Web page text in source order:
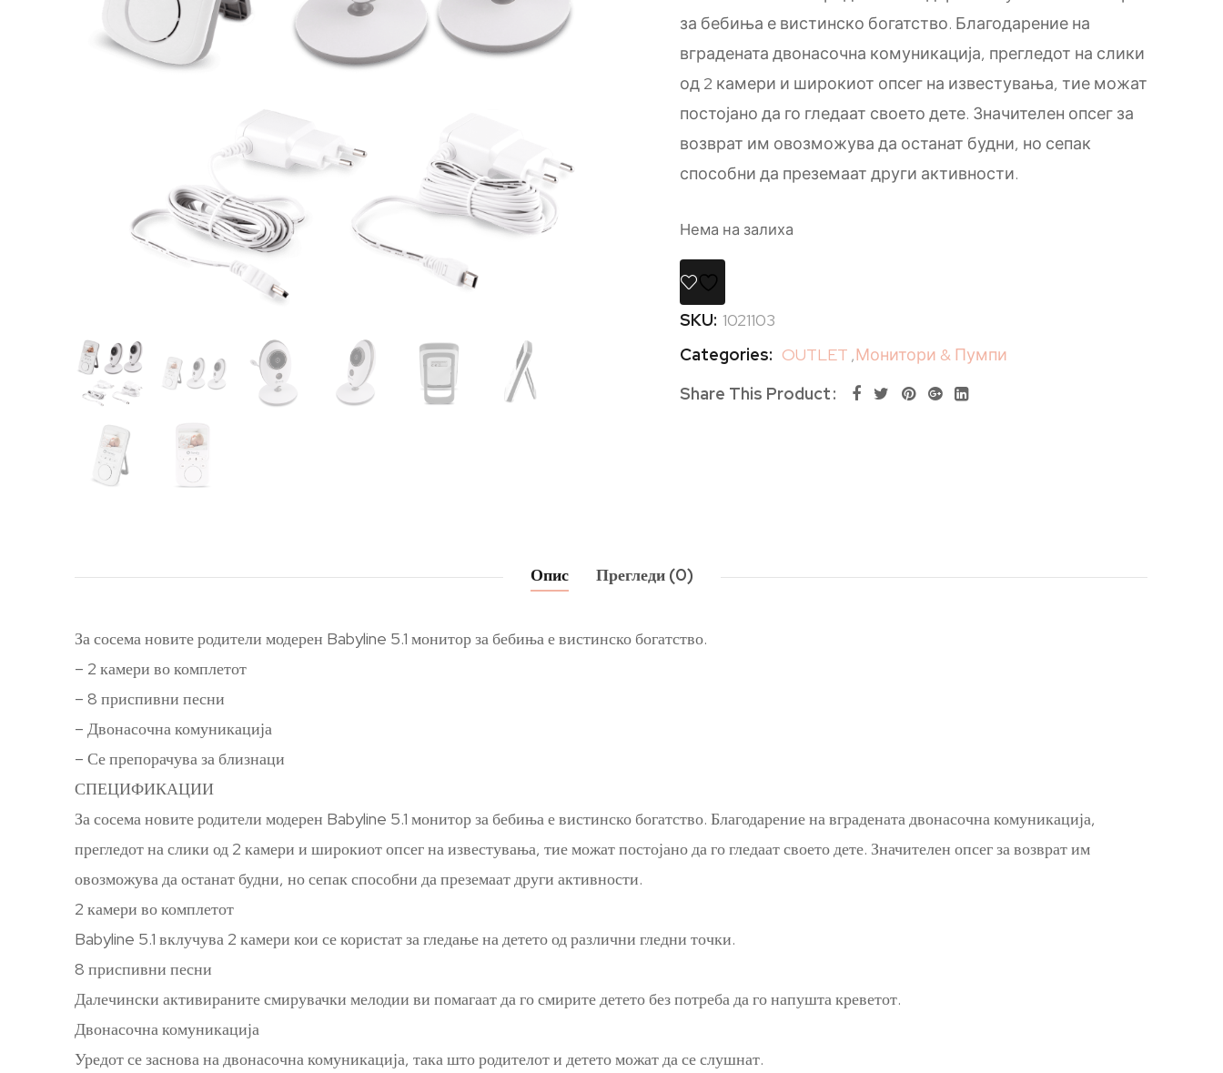
за бебиња е вистинско богатство. Благодарение на
вградената двонасочна комуникација, прегледот на слики
од 2 камери и широкиот опсег на известувања, тие можат
постојано да го гледаат своето дете. Значителен опсег за
возврат им овозможува да останат будни, но сепак
способни да преземаат други активности.
Нема на залиха
SKU: 1021103
Categories: OUTLET ,Монитори & Пумпи
Share This Product
Опис Прегледи (0)
За сосема новите родители модерен Babyline 5.1 монитор за бебиња е вистинско богатство.
– 2 камери во комплетот
– 8 приспивни песни
– Двонасочна комуникација
– Се препорачува за близнаци
СПЕЦИФИКАЦИИ
За сосема новите родители модерен Babyline 5.1 монитор за бебиња е вистинско богатство. Благодарение на вградената двонасочна комуникација,
прегледот на слики од 2 камери и широкиот опсег на известувања, тие можат постојано да го гледаат своето дете. Значителен опсег за возврат им
овозможува да останат будни, но сепак способни да преземаат други активности.
2 камери во комплетот
Babyline 5.1 вклучува 2 камери кои се користат за гледање на детето од различни гледни точки.
8 приспивни песни
Далечински активираните смирувачки мелодии ви помагаат да го смирите детето без потреба да го напушта креветот.
Двонасочна комуникација
Уредот се заснова на двонасочна комуникација, така што родителот и детето можат да се слушнат.